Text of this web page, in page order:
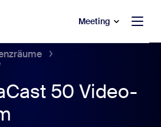
Meeting
50 Video-